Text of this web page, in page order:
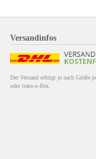
Versandinfos
Der Versand erfolgt je nach Größe
oder trans-o-flex.